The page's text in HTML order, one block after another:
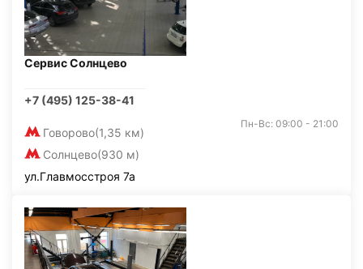
Сервис Солнцево
+7 (495) 125-38-41
Говорово(1,35 км)
Солнцево(930 м)
Пн-Вс: 09:00 - 21:00
ул.Главмосстроя 7а